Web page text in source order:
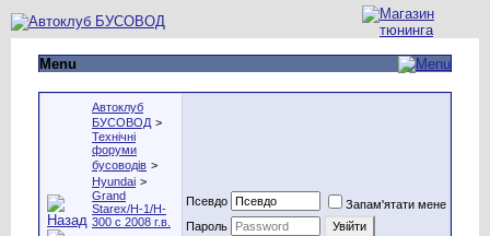
Menu
Автоклуб
БУСОВОД >
Технічні
форуми
бусоводів >
Hyundai >
Grand
Starex/H-1/H-
300 с 2008 г.в.
Псевдо
Запам'ятати мене
Пароль